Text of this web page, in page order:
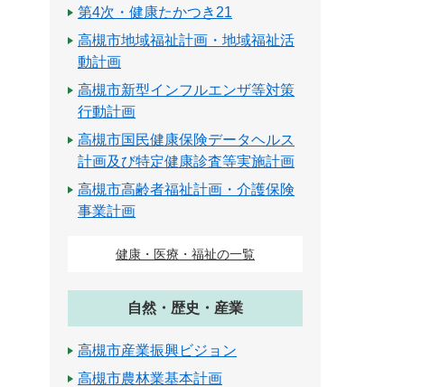
第4次・健康たかつき21
高槻市地域福祉計画・地域福祉活
動計画
高槻市新型インフルエンザ等対策
行動計画
高槻市国民健康保険データヘルス
計画及び特定健康診査等実施計画
高槻市高齢者福祉計画・介護保険
事業計画
健康・医療・福祉の一覧
自然・歴史・産業
高槻市産業振興ビジョン
高槻市農林業基本計画